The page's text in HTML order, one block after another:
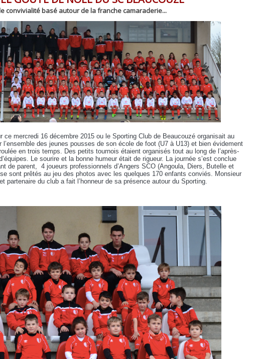
convivialité basé autour de la franche camaraderie...
ce mercredi 16 décembre 2015 ou le Sporting Club de Beaucouzé organisait au
des jeunes pousses de son école de foot (U7 à U13) et bien évidement
en trois temps. Des petits tournois étaient organisés tout au long de l’après-
Le sourire et la bonne humeur était de rigueur. La journée s’est conclue
de parent, 4 joueurs professionnels d’Angers SCO (Angoula, Diers, Butelle et
sont prêtés au jeu des photos avec les quelques 170 enfants conviés. Monsieur
partenaire du club a fait l’honneur de sa présence autour du Sporting.